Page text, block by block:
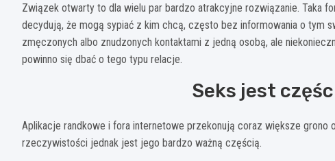
Związek otwarty to dla wielu par bardzo atrakcyjne rozwiązanie. Taka
decydują, że mogą sypiać z kim chcą, często bez informowania o tym
zmęczonych albo znudzonych kontaktami z jedną osobą, ale
powinno się dbać o tego typu relacje.
Seks jest
Aplikacje randkowe i fora internetowe przekonują coraz większe grono
rzeczywistości jednak jest jego bardzo ważną częścią.